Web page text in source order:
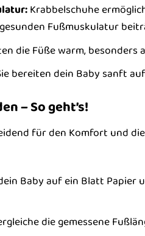
Krabbelschuhe
Fußmuskulatur
die Füße warm, besonders
bereiten dein Baby sanft
– So geht’s!
für den Komfort und
Baby auf ein Blatt Papier
die gemessene